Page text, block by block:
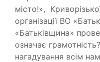
місто!»,
організації ВО
«Батьківщина»
означає
нагадування всім